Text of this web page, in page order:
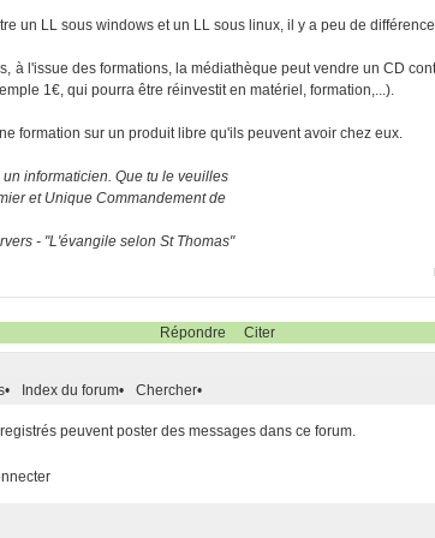
un LL sous windows et un LL sous linux, il y a peu de
à l'issue des formations, la médiathèque peut vendre un CD
1€, qui pourra être réinvestit en matériel, formation,...).
formation sur un produit libre qu'ils peuvent avoir chez eux.
informaticien. Que tu le veuilles
et Unique Commandement de
- "L'évangile selon St Thomas"
Répondre Citer
• Index du forum• Chercher•
peuvent poster des messages dans ce forum.